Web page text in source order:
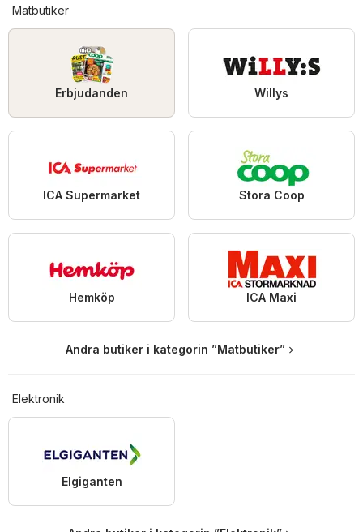
Matbutiker
Erbjudanden Willys
ICA Supermarket Stora Coop
Hemköp ICA Maxi
Andra butiker i kategorin ”Matbutiker”
Elektronik
Elgiganten